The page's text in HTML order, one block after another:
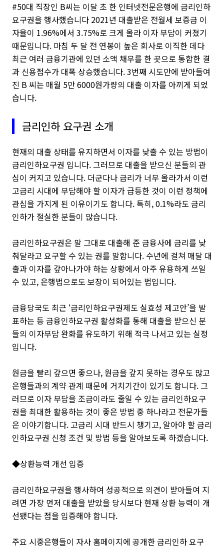
#50대 직장인 B씨는 이달 초 한 인터넷전문은행에 금리인하
요구권을 행사했습니다 2021년 대출받은 전월세 보증금 이
자율이 1.96%에서 3.75%로 크게 올라 이자 부담이 커졌기
때문입니다. 마침 두 달 전 연봉이 높은 회사로 이직한 데다
최근 여러 금융기관에 있던 소액 채무를 한 곳으로 통합한 결
과 신용점수가 대폭 상승했습니다. 3번째 시도만에 받아들여
진 B 씨는 매월 5만 6000원가량의 대출 이자를 아끼게 되었
습니다.
금리인하 요구권 소개
현재의 대출 상태를 유지하면서 이자를 낮출 수 있는 방법이
금리인하요구권 입니다. 그러므로 대출을 받으신 분들의 관
심이 커지고 있습니다. 더군다나 금리가 너무 올라가서 이런
고금리 시대에 부담해야 할 이자가 급등한 것이 이런 정책에
관심을 가지게 된 이유이기도 합니다. 특히, 0.1%라도 금리
인하가 절실한 분들이 많습니다.
금리인하요구권은 말 그대로 대출해 준 금융사에 금리를 낮
춰달라고 요구할 수 있는 권를 말합니다. 수년에 걸쳐 매달 대
출과 이자를 갚아나가야 하는 상황에서 아주 유용하게 쓰일
수 있고, 은행법으로도 보장이 되어있는 법입니다.
금융당국도 최근 ‘금리인하요구권제도 실효성 제고안’을 발
표하는 등 금융인하요구권 활성화를 통해 대출을 받으신 분
들의 이자부담 완화를 유도하기 위해 적극 나서고 있는 실정
입니다.
원금을 빨리 갚으면 좋으나, 원금을 갚지 못하는 경우도 많고
은행들과의 계약 관계 때문에 거치기간이 있기도 합니다. 그
러므로 이자 부담을 조금이라도 줄일 수 있는 금리인하요구
권을 최대한 활용하는 것이 좋은 방법 중 하나라고 전문가들
은 이야기합니다. 고금리 시대 반드시 챙기고, 알아야 할 금리
인하요구권 신청 조건 및 방법 등을 알아보도록 하겠습니다.
◆상환능력 개선 입증
금리인하요구권을 행사하여 성공적으로 의견이 받아들여 지
려면 가장 먼저 대출을 받았을 당시보다 현재 상환 능력이 개
선됐다는 점을 입증해야 합니다.
주요 시중은행들이 자사 홈페이지에 공개한 금리인하 요구